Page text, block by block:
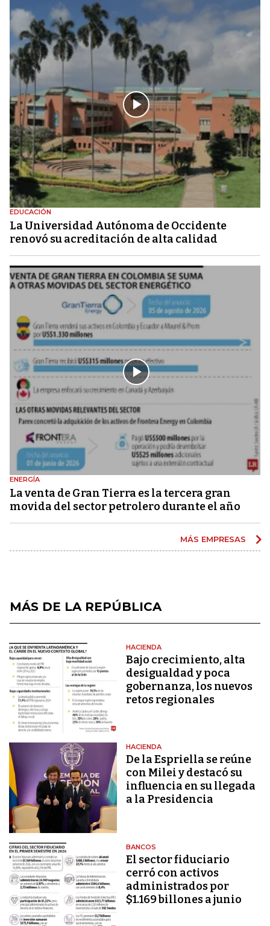
EDUCACIÓN
La Universidad Autónoma de Occidente
renovó su acreditación de alta calidad
ENERGÍA
La venta de Gran Tierra es la tercera gran
movida del sector petrolero durante el año
MÁS EMPRESAS
MÁS DE LA REPÚBLICA
HACIENDA
Bajo crecimiento, alta
desigualdad y poca
gobernanza, los nuevos
retos regionales
HACIENDA
De la Espriella se reúne
con Milei y destacó su
influencia en su llegada
a la Presidencia
BANCOS
El sector fiduciario
cerró con activos
administrados por
$1.169 billones a junio